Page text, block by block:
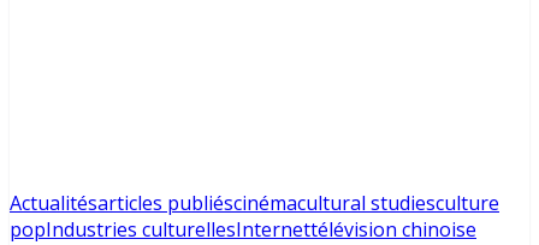
Actualitésarticles publiéscinémacultural studiesculture
popIndustries culturellesInternettélévision chinoise